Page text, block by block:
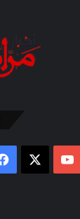
Facebook